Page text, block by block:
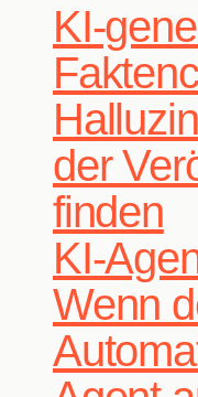
KI-
der
finden
KI-
Wenn